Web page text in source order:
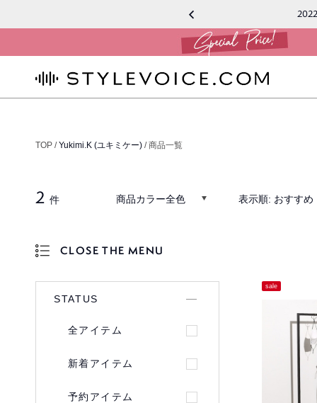
TOP /Yukimi.K (ユキミケー) / 商品一覧
2 件 商品カラー全色 表示順: おすすめ
CLOSE THE MENU
STATUS
全アイテム
新着アイテム
予約アイテム
sale